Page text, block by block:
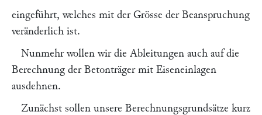
eingeführt, welches mit der Grösse der Beanspruchung
veränderlich ist.
Nunmehr wollen wir die Ableitungen auch auf die
Berechnung der Betonträger mit Eiseneinlagen
ausdehnen.
Zunächst sollen unsere Berechnungsgrundsätze kurz